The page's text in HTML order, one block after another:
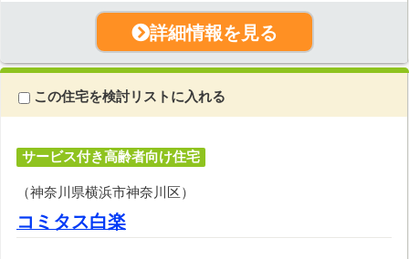
詳細情報を見る
この住宅を検討リストに入れる
サービス付き高齢者向け住宅
（神奈川県横浜市神奈川区）
コミタス白楽